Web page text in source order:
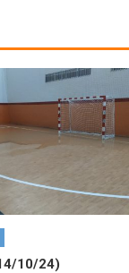
10/24)